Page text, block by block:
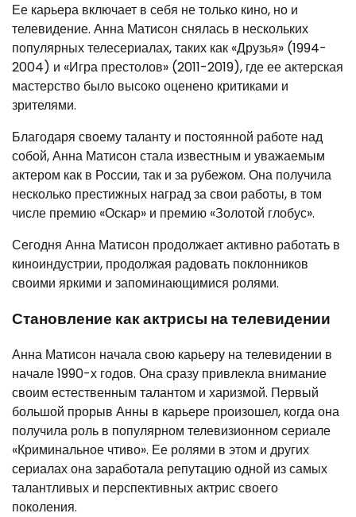
Ее карьера включает в себя не только кино, но и
телевидение. Анна Матисон снялась в нескольких
популярных телесериалах, таких как «Друзья» (1994-
2004) и «Игра престолов» (2011-2019), где ее актерская
мастерство было высоко оценено критиками и
зрителями.
Благодаря своему таланту и постоянной работе над
собой, Анна Матисон стала известным и уважаемым
актером как в России, так и за рубежом. Она получила
несколько престижных наград за свои работы, в том
числе премию «Оскар» и премию «Золотой глобус».
Сегодня Анна Матисон продолжает активно работать в
киноиндустрии, продолжая радовать поклонников
своими яркими и запоминающимися ролями.
Становление как актрисы на телевидении
Анна Матисон начала свою карьеру на телевидении в
начале 1990-х годов. Она сразу привлекла внимание
своим естественным талантом и харизмой. Первый
большой прорыв Анны в карьере произошел, когда она
получила роль в популярном телевизионном сериале
«Криминальное чтиво». Ее ролями в этом и других
сериалах она заработала репутацию одной из самых
талантливых и перспективных актрис своего
поколения.